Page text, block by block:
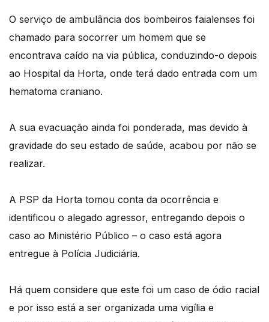
O serviço de ambulância dos bombeiros faialenses foi
chamado para socorrer um homem que se
encontrava caído na via pública, conduzindo-o depois
ao Hospital da Horta, onde terá dado entrada com um
hematoma craniano.
A sua evacuação ainda foi ponderada, mas devido à
gravidade do seu estado de saúde, acabou por não se
realizar.
A PSP da Horta tomou conta da ocorrência e
identificou o alegado agressor, entregando depois o
caso ao Ministério Público – o caso está agora
entregue à Polícia Judiciária.
Há quem considere que este foi um caso de ódio racial
e por isso está a ser organizada uma vigília e